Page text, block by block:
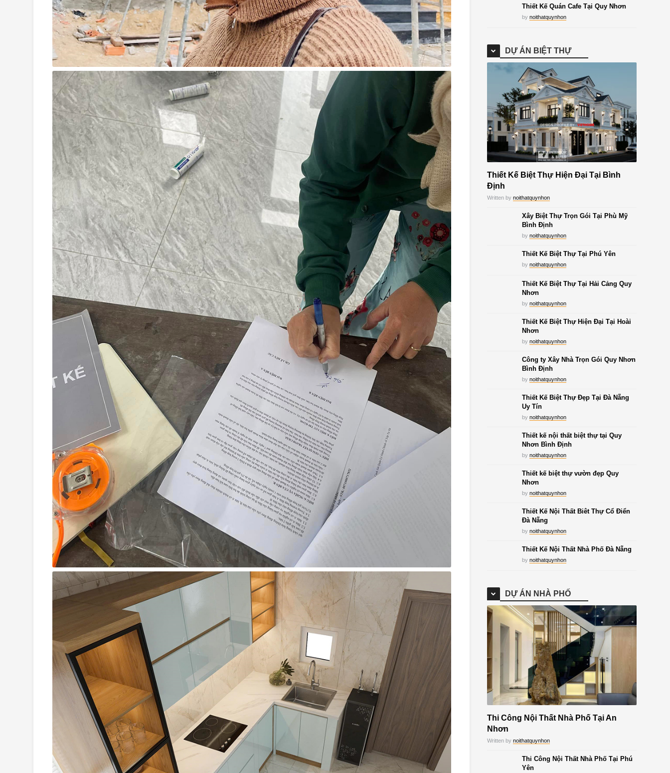
Thiết Kế Quán Cafe Tại Quy Nhơn
by noithatquynhon
DỰ ÁN BIỆT THỰ
Thiết Kế Biệt Thự Hiện Đại Tại Bình
Định
Written by noithatquynhon
Xây Biệt Thự Trọn Gói Tại Phù Mỹ
Bình Định
by noithatquynhon
Thiết Kế Biệt Thự Tại Phú Yên
by noithatquynhon
Thiết Kế Biệt Thự Tại Hải Cảng Quy
Nhơn
by noithatquynhon
Thiết Kế Biệt Thự Hiện Đại Tại Hoài
Nhơn
by noithatquynhon
Công ty Xây Nhà Trọn Gói Quy Nhơn
Bình Định
by noithatquynhon
Thiết Kế Biệt Thự Đẹp Tại Đà Nẵng
Uy Tín
by noithatquynhon
Thiết kế nội thất biệt thự tại Quy
Nhơn Bình Định
by noithatquynhon
Thiết kế biệt thự vườn đẹp Quy
Nhơn
by noithatquynhon
Thiết Kế Nội Thất Biêt Thự Cổ Điển
Đà Nẵng
by noithatquynhon
Thiết Kế Nội Thất Nhà Phố Đà Nẵng
by noithatquynhon
DỰ ÁN NHÀ PHỐ
Thi Công Nội Thất Nhà Phố Tại An
Nhơn
Written by noithatquynhon
Thi Công Nội Thất Nhà Phố Tại Phú
Yên